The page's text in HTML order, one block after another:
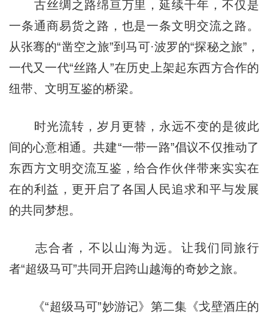
古丝绸之路绵亘万里，延续千年，不仅是
一条通商易货之路，也是一条文明交流之路。
从张骞的“凿空之旅”到马可·波罗的“探秘之旅”，
一代又一代“丝路人”在历史上架起东西方合作的
纽带、文明互鉴的桥梁。
时光流转，岁月更替，永远不变的是彼此
间的心意相通。共建“一带一路”倡议不仅推动了
东西方文明交流互鉴，给合作伙伴带来实实在
在的利益，更开启了各国人民追求和平与发展
的共同梦想。
志合者，不以山海为远。让我们同旅行
者“超级马可”共同开启跨山越海的奇妙之旅。
《“超级马可”妙游记》第二集《戈壁酒庄的